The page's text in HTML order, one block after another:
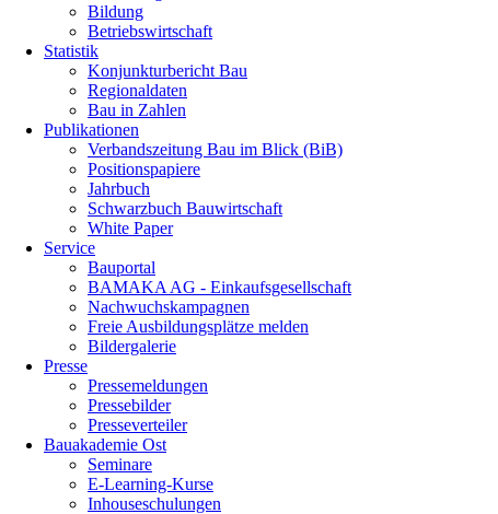
Bildung
Betriebswirtschaft
Statistik
Konjunkturbericht Bau
Regionaldaten
Bau in Zahlen
Publikationen
Verbandszeitung Bau im Blick (BiB)
Positionspapiere
Jahrbuch
Schwarzbuch Bauwirtschaft
White Paper
Service
Bauportal
BAMAKA AG - Einkaufsgesellschaft
Nachwuchskampagnen
Freie Ausbildungsplätze melden
Bildergalerie
Presse
Pressemeldungen
Pressebilder
Presseverteiler
Bauakademie Ost
Seminare
E-Learning-Kurse
Inhouseschulungen